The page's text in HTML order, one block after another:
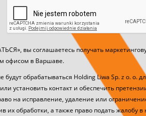
вы соглашаетесь получать
офисом в Варшаве.
обрабатываться Holding Liwa Sp. z о. о.
установить контакт и обеспечить
на исправление, удаление или
их обработки, а также право подать жалобу